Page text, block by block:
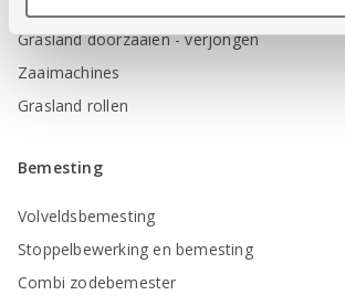
Grasland doorzaaien - verjongen
Zaaimachines
Grasland rollen
Bemesting
Volveldsbemesting
Stoppelbewerking en bemesting
Combi zodebemester